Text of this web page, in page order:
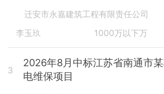
迁安市永嘉建筑工程有限责任公司
李玉玖
1000万以下万
3
2026年8月中标江苏省南通市
电维保项目